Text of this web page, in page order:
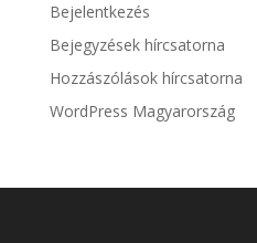
Bejelentkezés
Bejegyzések hírcsatorna
Hozzászólások hírcsatorna
WordPress Magyarország